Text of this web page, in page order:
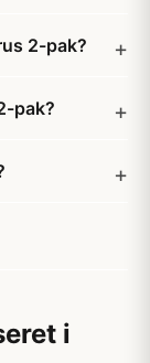
2-pak?
pak?
i